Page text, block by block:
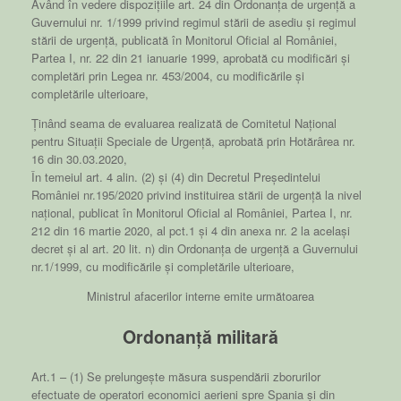
Având în vedere dispozițiile art. 24 din Ordonanța de urgență a
Guvernului nr. 1/1999 privind regimul stării de asediu și regimul
stării de urgență, publicată în Monitorul Oficial al României,
Partea I, nr. 22 din 21 ianuarie 1999, aprobată cu modificări și
completări prin Legea nr. 453/2004, cu modificările și
completările ulterioare,
Ținând seama de evaluarea realizată de Comitetul Național
pentru Situații Speciale de Urgență, aprobată prin Hotărârea nr.
16 din 30.03.2020,
În temeiul art. 4 alin. (2) și (4) din Decretul Președintelui
României nr.195/2020 privind instituirea stării de urgență la nivel
național, publicat în Monitorul Oficial al României, Partea I, nr.
212 din 16 martie 2020, al pct.1 și 4 din anexa nr. 2 la același
decret și al art. 20 lit. n) din Ordonanța de urgență a Guvernului
nr.1/1999, cu modificările și completările ulterioare,
Ministrul afacerilor interne emite următoarea
Ordonanță militară
Art.1 – (1) Se prelungește măsura suspendării zborurilor
efectuate de operatori economici aerieni spre Spania și din